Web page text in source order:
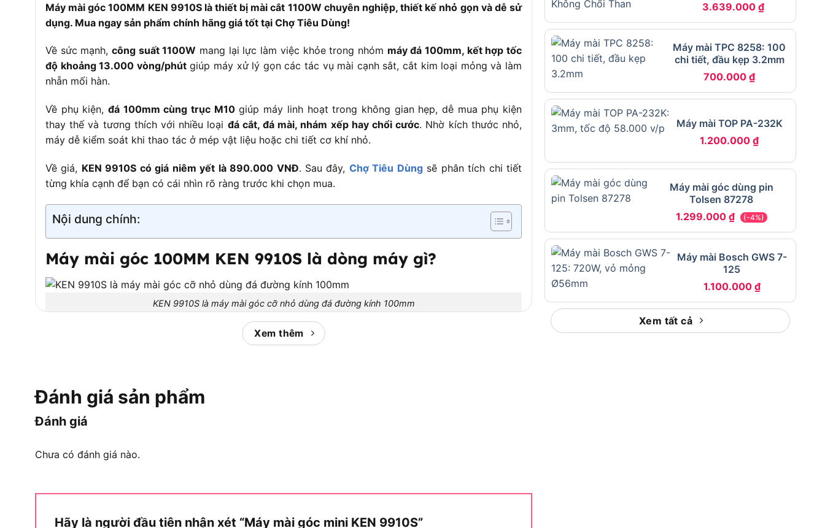
Máy mài góc 100MM KEN 9910S là thiết bị mài cắt 1100W chuyên nghiệp, thiết kế nhỏ gọn và dễ sử
dụng. Mua ngay sản phẩm chính hãng giá tốt tại Chợ Tiêu Dùng!
Về sức mạnh,công suất 1100W mang lại lực làm việc khỏe trong nhóm máy đá 100mm, kết hợp tốc
độ khoảng 13.000 vòng/phútgiúp máy xử lý gọn các tác vụ mài cạnh sắt, cắt kim loại mỏng và làm
nhẵn mối hàn.
Về phụ kiện,đá 100mm cùng trục M10giúp máy linh hoạt trong không gian hẹp, dễ mua phụ kiện
thay thế và tương thích với nhiều loại đá cắt, đá mài, nhám xếp hay chổi cước. Nhờ kích thước nhỏ,
máy dễ kiểm soát khi thao tác ở mép vật liệu hoặc chi tiết cơ khí nhỏ.
Về giá, KEN 9910S có giá niêm yết là 890.000 VNĐ. Sau đây, Chợ Tiêu Dùngsẽ phân tích chi tiết
từng khía cạnh để bạn có cái nhìn rõ ràng trước khi chọn mua.
Nội dung chính:
Máy mài góc 100MM KEN 9910S là dòng máy gì?
KEN 9910S là máy mài góc cỡ nhỏ dùng đá đường kính 100mm
Máy mài góc 100MM KEN 9910S là dòng máy mài góc cỡ nhỏ dùng đá đường kính 100mm, thuộc
Để hiểu rõ hơn về dòng máy này, cần xem xét nhóm máy mài góc 100mm mà KEN 9910S thuộc về,
đối tượng người dùng phù hợp và điểm khác biệt so với các dòng máy cỡ lớn hơn.
vòng tua cao giúp cỗ máy này giải quyết trọn vẹn các kịch bản thi công thực tế sau:
Xem thêm
Đánh giá sản phẩm
Đánh giá
Chưa có đánh giá nào.
Hãy là người đầu tiên nhận xét “Máy mài góc mini KEN 9910S”
3.639.000 ₫
Máy mài TPC 8258: 100
chi tiết, đầu kẹp 3.2mm
700.000₫
Máy mài TOP PA-232K
1.200.000₫
Máy mài góc dùng pin
Tolsen 87278
1.299.000 ₫ (-4%)
Máy mài Bosch GWS 7-
125
1.100.000 ₫
Xem tất cả